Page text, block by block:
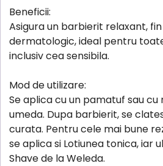
Beneficii:
Asigura un barbierit relaxant,
dermatologic, ideal pentru
inclusiv cea sensibila.
Mod de utilizare:
Se aplica cu un pamatuf sau cu
umeda. Dupa barbierit, se
curata. Pentru cele mai bune
se aplica si Lotiunea tonica, iar
Shave de la Weleda.